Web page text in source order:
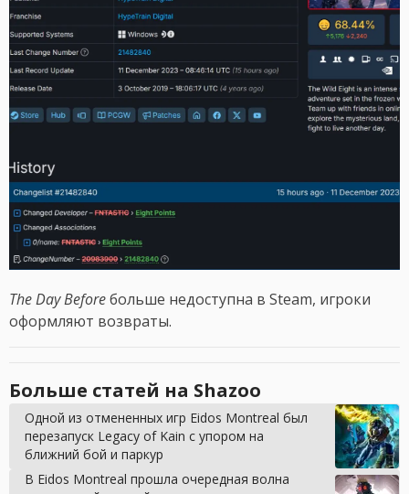
The Day Beforeбольше недоступна в Steam, игроки
оформляют возвраты.
Больше статей на Shazoo
Одной из отмененных игр Eidos Montreal был
перезапуск Legacy of Kain с упором на
ближний бой и паркур
В Eidos Montreal прошла очередная волна